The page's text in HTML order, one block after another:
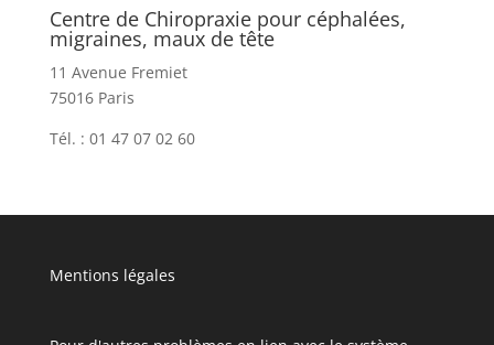
Centre de Chiropraxie pour céphalées,
migraines, maux de tête
11 Avenue Fremiet
75016 Paris
Tél. : 01 47 07 02 60
Mentions légales